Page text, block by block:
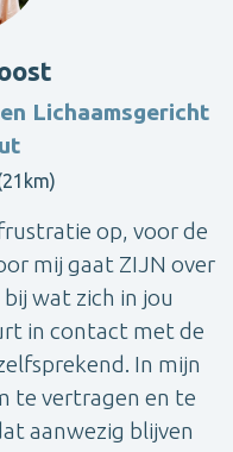
Lichaamsgericht
op, voor de
mij gaat ZIJN over
wat zich in jou
in contact met de
In mijn
te vertragen en te
aanwezig blijven